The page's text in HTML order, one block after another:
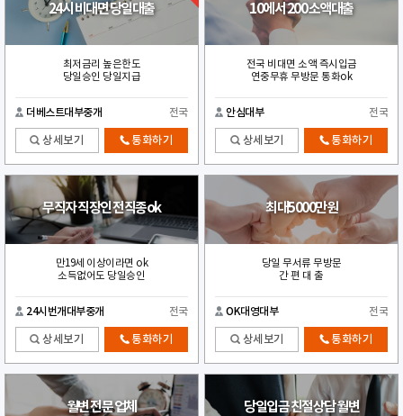
24시 비대면 당일대출
최저금리 높은한도
당일승인 당일지급
더베스트대부중개 전국
상세보기 통화하기
10에서 200 소액대출
전국 비대면 소액 즉시입금
연중무휴 무방문 통화ok
안심대부 전국
상세보기 통화하기
무직자 직장인 전직종ok
만19세 이상이라면 ok
소득없어도 당일승인
24시번개대부중개 전국
상세보기 통화하기
최대5000만원
당일 무서류 무방문
간 편 대 출
OK대영대부 전국
상세보기 통화하기
월변 전문 업체 당일입금 친절상담 월변